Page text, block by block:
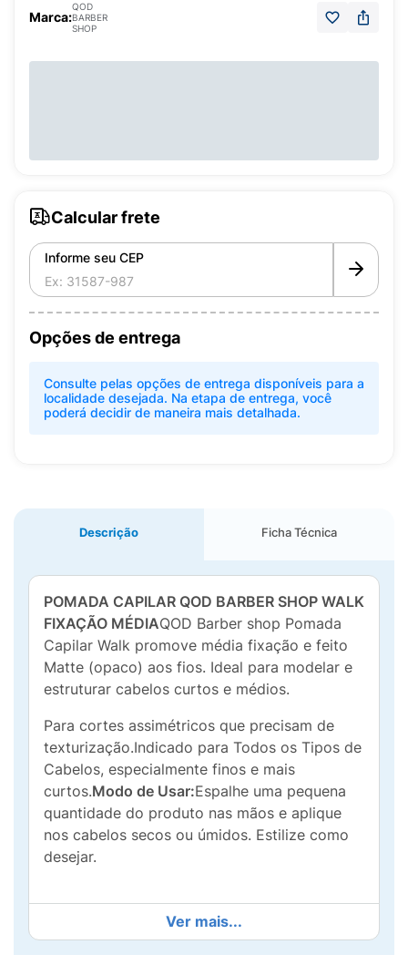
Marca:
QOD
BARBER
SHOP
Calcular frete
Informe seu CEP
Opções de entrega
Consulte pelas opções de entrega disponíveis para a
localidade desejada. Na etapa de entrega, você
poderá decidir de maneira mais detalhada.
Descrição Ficha Técnica
POMADA CAPILAR QOD BARBER SHOP WALK
FIXAÇÃO MÉDIAQOD Barber shop Pomada
Capilar Walk promove média fixação e feito
Matte (opaco) aos fios. Ideal para modelar e
estruturar cabelos curtos e médios.
Para cortes assimétricos que precisam de
texturização.Indicado para Todos os Tipos de
Cabelos, especialmente finos e mais
curtos.Modo de Usar:Espalhe uma pequena
quantidade do produto nas mãos e aplique
nos cabelos secos ou úmidos. Estilize como
desejar.
Ver mais...